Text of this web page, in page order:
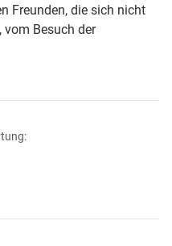
Freunden, die sich nicht
vom Besuch der